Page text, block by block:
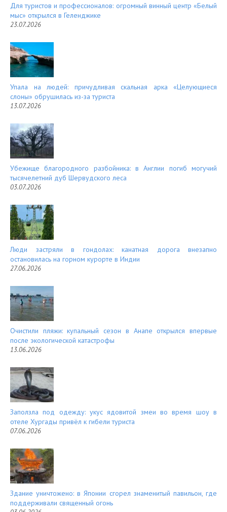
Для туристов и профессионалов: огромный винный центр «Белый
мыс» открылся в Геленджике
23.07.2026
Упала на людей: причудливая скальная арка «Целующиеся
слоны» обрушилась из-за туриста
13.07.2026
Убежище благородного разбойника: в Англии погиб могучий
тысячелетний дуб Шервудского леса
03.07.2026
Люди застряли в гондолах: канатная дорога внезапно
остановилась на горном курорте в Индии
27.06.2026
Очистили пляжи: купальный сезон в Анапе открылся впервые
после экологической катастрофы
13.06.2026
Заползла под одежду: укус ядовитой змеи во время шоу в
отеле Хургады привёл к гибели туриста
07.06.2026
Здание уничтожено: в Японии сгорел знаменитый павильон, где
поддерживали священный огонь